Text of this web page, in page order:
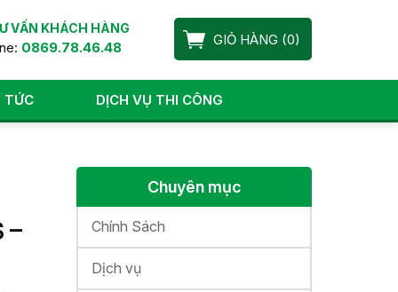
GIỎ HÀNG (0)
VẤN KHÁCH HÀNG
0869.78.46.48
TỨC DỊCH VỤ THI CÔNG
–
Chuyên mục
Chính Sách
Dịch vụ